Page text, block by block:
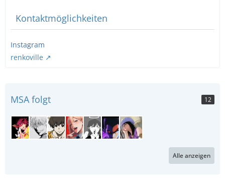
Kontaktmöglichkeiten
Instagram
renkoville
MSA folgt 12
Alle anzeigen